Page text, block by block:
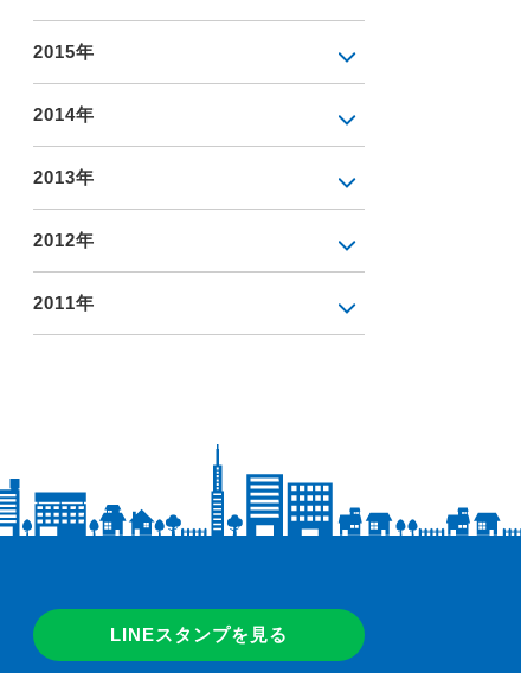
2015年
2014年
2013年
2012年
2011年
LINEスタンプを見る